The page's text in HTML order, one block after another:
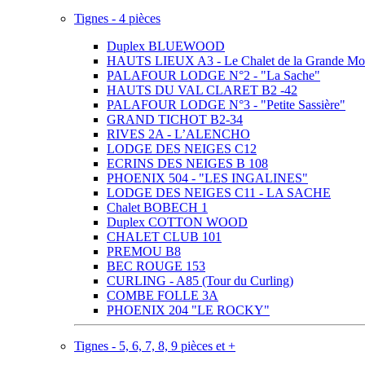
Tignes - 4 pièces
Duplex BLUEWOOD
HAUTS LIEUX A3 - Le Chalet de la Grande
PALAFOUR LODGE N°2 - "La Sache"
HAUTS DU VAL CLARET B2 -42
PALAFOUR LODGE N°3 - "Petite Sassière"
GRAND TICHOT B2-34
RIVES 2A - L’ALENCHO
LODGE DES NEIGES C12
ECRINS DES NEIGES B 108
PHOENIX 504 - "LES INGALINES"
LODGE DES NEIGES C11 - LA SACHE
Chalet BOBECH 1
Duplex COTTON WOOD
CHALET CLUB 101
PREMOU B8
BEC ROUGE 153
CURLING - A85 (Tour du Curling)
COMBE FOLLE 3A
PHOENIX 204 "LE ROCKY"
Tignes - 5, 6, 7, 8, 9 pièces et +